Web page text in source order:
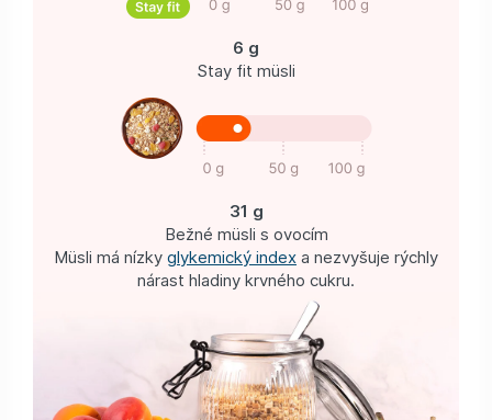
6 g
Stay fit müsli
31 g
Bežné müsli s ovocím
Müsli má nízky glykemický index a nezvyšuje rýchly
nárast hladiny krvného cukru.